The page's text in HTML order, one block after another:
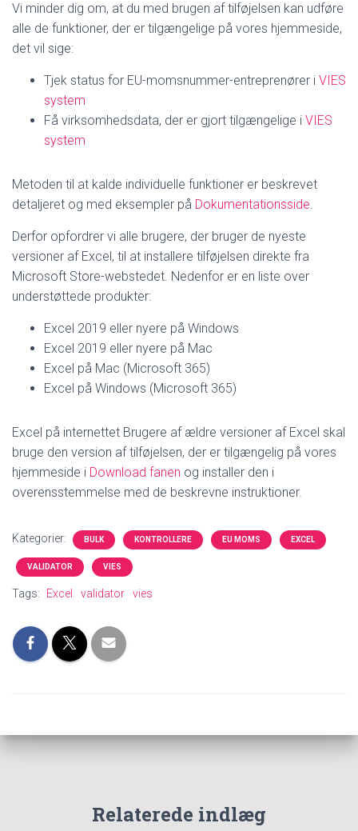
Vi minder dig om, at du med brugen af tilføjelsen kan udføre
alle de funktioner, der er tilgængelige på vores hjemmeside,
det vil sige:
Tjek status for EU-momsnummer-entreprenører i VIES
system
Få virksomhedsdata, der er gjort tilgængelige i VIES
system
Metoden til at kalde individuelle funktioner er beskrevet
detaljeret og med eksempler på Dokumentationsside.
Derfor opfordrer vi alle brugere, der bruger de nyeste
versioner af Excel, til at installere tilføjelsen direkte fra
Microsoft Store-webstedet. Nedenfor er en liste over
understøttede produkter:
Excel 2019 eller nyere på Windows
Excel 2019 eller nyere på Mac
Excel på Mac (Microsoft 365)
Excel på Windows (Microsoft 365)
Excel på internettet Brugere af ældre versioner af Excel skal
bruge den version af tilføjelsen, der er tilgængelig på vores
hjemmeside i Download fanen og installer den i
overensstemmelse med de beskrevne instruktioner.
Kategorier: BULK KONTROLLERE EU MOMS EXCEL
VALIDATOR VIES
Tags: Excel validator vies
Relaterede indlæg